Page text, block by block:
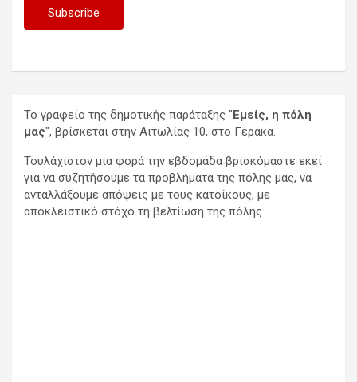
Το γραφείο της δημοτικής παράταξης " Εμείς, η πόλη
μας", βρίσκεται στην Αιτωλίας 10, στο Γέρακα.
Τουλάχιστον μια φορά την εβδομάδα βρισκόμαστε εκεί
για να συζητήσουμε τα προβλήματα της πόλης μας, να
ανταλλάξουμε απόψεις με τους κατοίκους, με
αποκλειστικό στόχο τη βελτίωση της πόλης.